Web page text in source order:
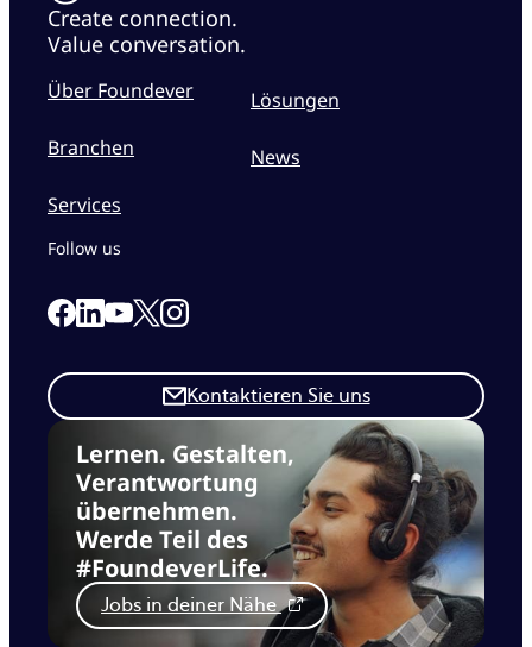
Create connection.
Value conversation.
Über Foundever
Branchen
Services
Lösungen
News
Lernen. Gestalten,
Verantwortung
übernehmen.
Werde Teil des
#FoundeverLife.
Jobs in deiner Nähe
Kontaktieren Sie uns
Follow us
Link to our Facebook page
Link to our Linkedin page
Link to our Youtube page
Link to our X page
Link to our Instagram page